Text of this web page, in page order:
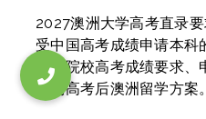
2027澳洲大学高考直录
受中国高考成绩申请本科
热门院校高考成绩要求
规划高考后澳洲留学方案。